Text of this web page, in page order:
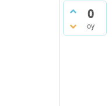
0
oy